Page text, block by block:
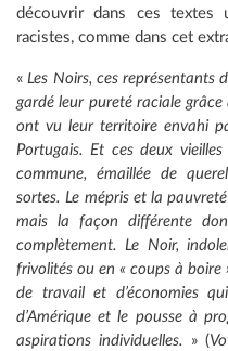
découvrir dans ces textes
racistes, comme dans cet
«Les Noirs, ces représentants
gardé leur pureté raciale
ont vu leur territoire envahi
Portugais. Et ces deux
commune, émaillée de
sortes. Le mépris et la
mais la façon différente
complètement. Le Noir,
frivolités ou en « coups à boire
de travail et d’économies
d’Amérique et le pousse à
aspirations individuelles. » (